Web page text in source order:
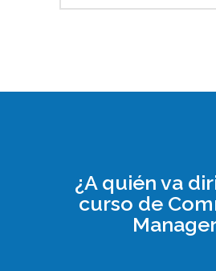
¿A quién va
curso de